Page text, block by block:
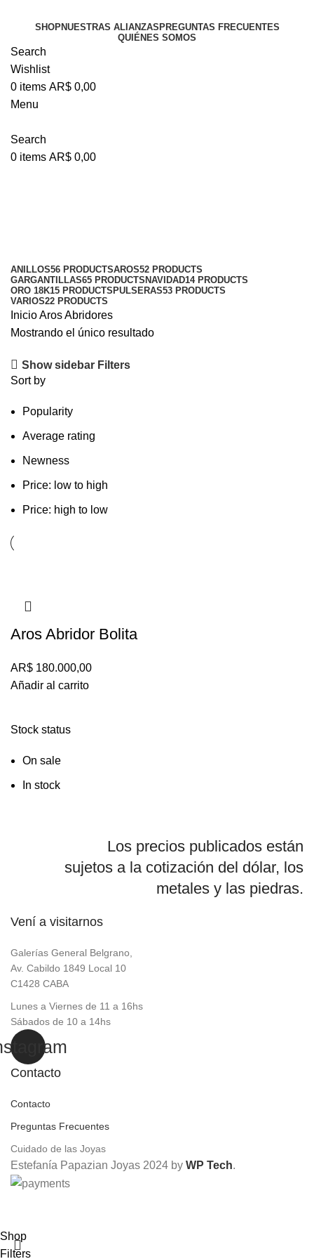
SHOPNUESTRAS ALIANZAS PREGUNTAS FRECUENTES
QUIÉNES SOMOS
Search
Wishlist
0 items AR$ 0,00
Menu
Search
0 items AR$ 0,00
ANILLOS56 PRODUCTSAROS52 PRODUCTS
GARGANTILLAS65 PRODUCTS NAVIDAD14 PRODUCTS
ORO 18K15 PRODUCTS PULSERAS53 PRODUCTS
VARIOS22 PRODUCTS
Stock status
On sale
In stock
InicioArosAbridores
Mostrando el único resultado
Show sidebar Filters
Sort by
Popularity
Average rating
Newness
Price: low to high
Price: high to low
Aros Abridor Bolita
AR$ 180.000,00
Añadir al carrito
Los precios publicados están
sujetos a la cotización del dólar, los
metales y las piedras.
Vení a visitarnos
Galerías General Belgrano,
Av. Cabildo 1849 Local 10
C1428 CABA
Lunes a Viernes de 11 a 16hs
Sábados de 10 a 14hs
Contacto
Contacto
Preguntas Frecuentes
Cuidado de las Joyas
Estefanía Papazian Joyas 2024 by WP Tech.
Shop
Filters